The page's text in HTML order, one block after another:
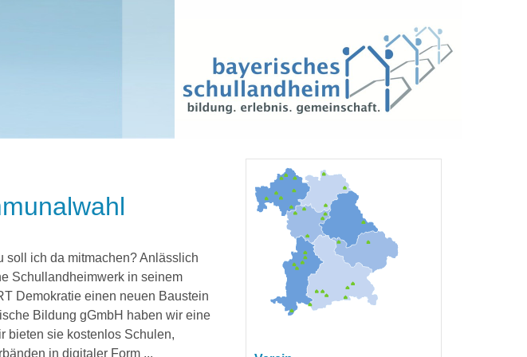
soll ich da mitmachen? Anlässlich
Schullandheimwerk in seinem
Demokratie einen neuen Baustein
Bildung gGmbH haben wir eine
bieten sie kostenlos Schulen,
in digitaler Form ...